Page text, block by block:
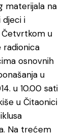
materijala na
djeci i
Četvrtkom u
radionica
osnovnih
u
u 10.00 sati
u Čitaonici
Na trećem